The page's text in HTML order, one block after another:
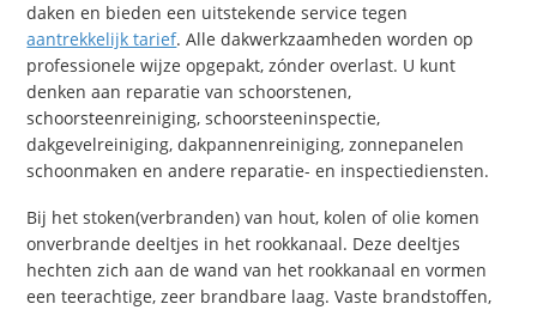
daken en bieden een uitstekende service tegen
aantrekkelijk tarief. Alle dakwerkzaamheden worden op
professionele wijze opgepakt, zónder overlast. U kunt
denken aan reparatie van schoorstenen,
schoorsteenreiniging, schoorsteeninspectie,
dakgevelreiniging, dakpannenreiniging, zonnepanelen
schoonmaken en andere reparatie- en inspectiediensten.
Bij het stoken(verbranden) van hout, kolen of olie komen
onverbrande deeltjes in het rookkanaal. Deze deeltjes
hechten zich aan de wand van het rookkanaal en vormen
een teerachtige, zeer brandbare laag. Vaste brandstoffen,